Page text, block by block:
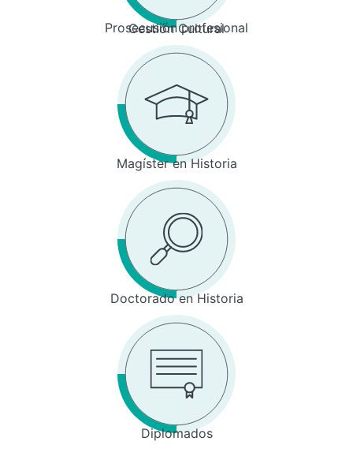
Prosecusión profesional
Gestión Cultural
Magíster en Historia
Doctorado en Historia
Diplomados